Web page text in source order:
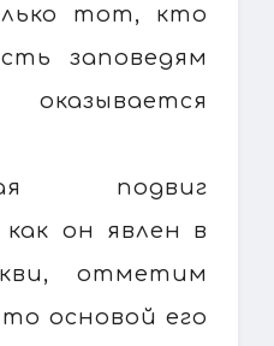
тот, кто
заповедям
подвиг
он явлен в
отметим
основой его